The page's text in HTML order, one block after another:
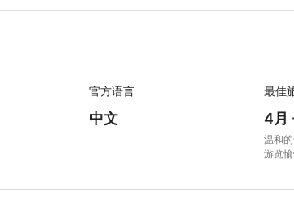
官方语言
中文
最佳
4月
温和
游览愉